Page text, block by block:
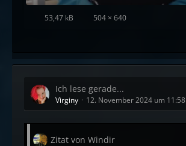
53,47 kB 504 × 640
Ich lese gerade...
Virginy 12. November 2024 um 11:58
Zitat von Windir